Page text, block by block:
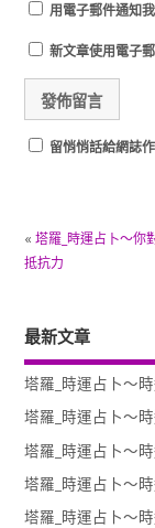
用電子郵件通知
新文章使用電子
留悄悄話給網誌
« 塔羅_時運占卜～你
抵抗力
最新文章
塔羅_時運占卜～
塔羅_時運占卜～
塔羅_時運占卜～
塔羅_時運占卜～
塔羅_時運占卜～